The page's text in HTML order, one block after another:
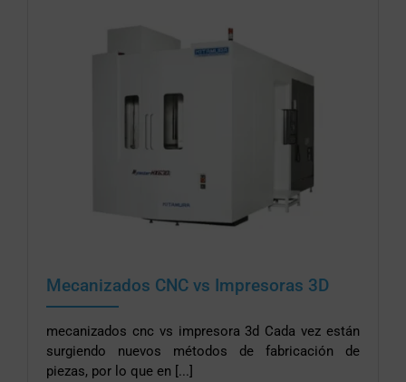
Mecanizados CNC vs Impresoras 3D
mecanizados cnc vs impresora 3d Cada vez están
surgiendo nuevos métodos de fabricación de
piezas, por lo que en [...]